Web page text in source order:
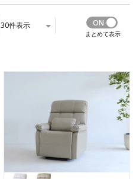
30件表示
まとめて表示